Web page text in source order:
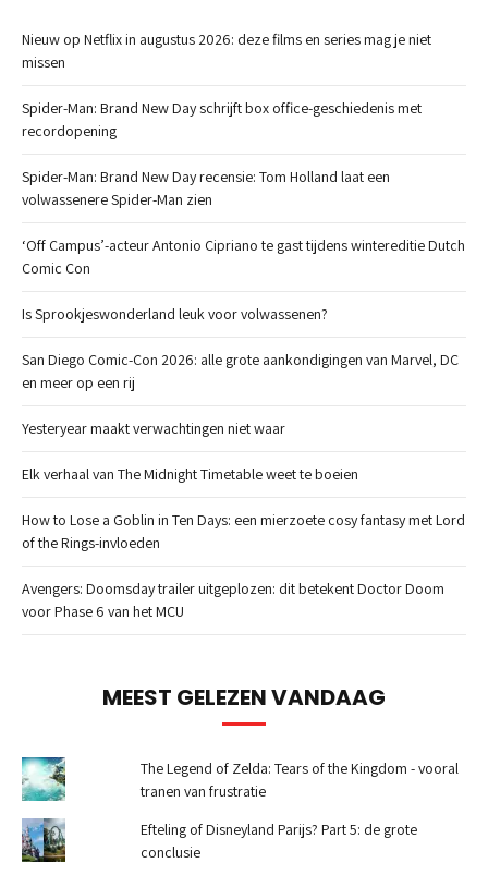
Nieuw op Netflix in augustus 2026: deze films en series mag je niet
missen
Spider-Man: Brand New Day schrijft box office-geschiedenis met
recordopening
Spider-Man: Brand New Day recensie: Tom Holland laat een
volwassenere Spider-Man zien
‘Off Campus’-acteur Antonio Cipriano te gast tijdens wintereditie Dutch
Comic Con
Is Sprookjeswonderland leuk voor volwassenen?
San Diego Comic-Con 2026: alle grote aankondigingen van Marvel, DC
en meer op een rij
Yesteryear maakt verwachtingen niet waar
Elk verhaal van The Midnight Timetable weet te boeien
How to Lose a Goblin in Ten Days: een mierzoete cosy fantasy met Lord
of the Rings-invloeden
Avengers: Doomsday trailer uitgeplozen: dit betekent Doctor Doom
voor Phase 6 van het MCU
MEEST GELEZEN VANDAAG
The Legend of Zelda: Tears of the Kingdom - vooral
tranen van frustratie
Efteling of Disneyland Parijs? Part 5: de grote
conclusie